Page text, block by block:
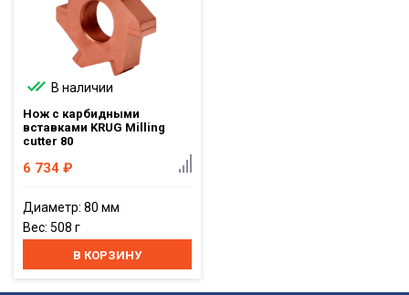
В наличии
Нож с карбидными
вставками KRUG Milling
cutter 80
6 734 ₽
Диаметр: 80 мм
Вес: 508 г
В КОРЗИНУ